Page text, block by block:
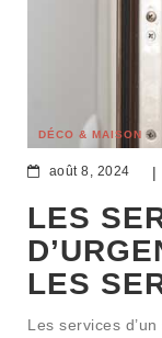
DÉCO & MAISON
août 8, 2024 |
LES
LES
Les services